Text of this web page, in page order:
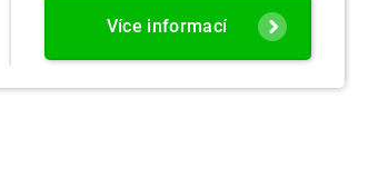
Více informací